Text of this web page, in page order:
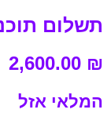
תשלום
2,600.00 ₪
המלאי אזל